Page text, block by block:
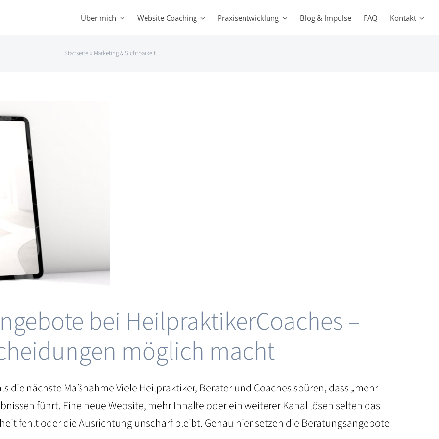
Über mich Website Coaching Praxisentwicklung Blog & Impulse FAQ Kontakt
Startseite» Marketing & Sichtbarkeit
bei HeilpraktikerCoaches –
möglich macht
die nächste Maßnahme Viele Heilpraktiker, Berater und Coaches spüren, dass „mehr
führt. Eine neue Website, mehr Inhalte oder ein weiterer Kanal lösen selten das
fehlt oder die Ausrichtung unscharf bleibt. Genau hier setzen die Beratungsangebote